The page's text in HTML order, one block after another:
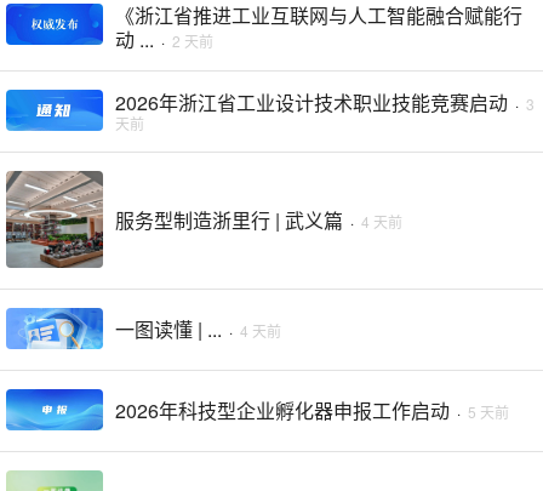
《浙江省推进工业互联网与人工智能融合赋能行
动 ... · 2 天前
2026年浙江省工业设计技术职业技能竞赛启动 · 3
天前
服务型制造浙里行 | 武义篇 · 4 天前
一图读懂 | ... · 4 天前
2026年科技型企业孵化器申报工作启动 · 5 天前